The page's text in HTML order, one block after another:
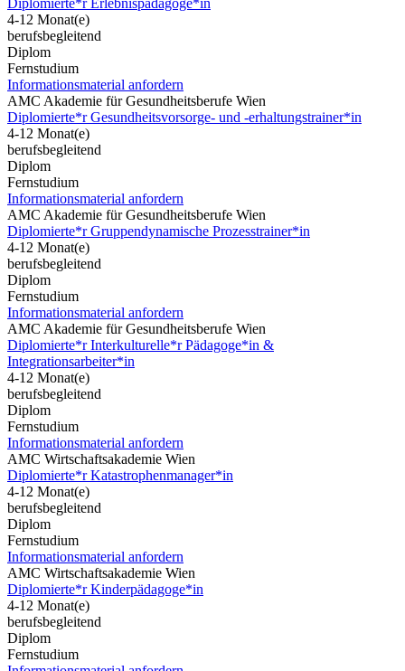
Diplomierte*r Erlebnispädagoge*in
4-12 Monat(e)
berufsbegleitend
Diplom
Fernstudium
Informationsmaterial anfordern
AMC Akademie für Gesundheitsberufe Wien
Diplomierte*r Gesundheitsvorsorge- und -erhaltungstrainer*in
4-12 Monat(e)
berufsbegleitend
Diplom
Fernstudium
Informationsmaterial anfordern
AMC Akademie für Gesundheitsberufe Wien
Diplomierte*r Gruppendynamische Prozesstrainer*in
4-12 Monat(e)
berufsbegleitend
Diplom
Fernstudium
Informationsmaterial anfordern
AMC Akademie für Gesundheitsberufe Wien
Diplomierte*r Interkulturelle*r Pädagoge*in &
Integrationsarbeiter*in
4-12 Monat(e)
berufsbegleitend
Diplom
Fernstudium
Informationsmaterial anfordern
AMC Wirtschaftsakademie Wien
Diplomierte*r Katastrophenmanager*in
4-12 Monat(e)
berufsbegleitend
Diplom
Fernstudium
Informationsmaterial anfordern
AMC Wirtschaftsakademie Wien
Diplomierte*r Kinderpädagoge*in
4-12 Monat(e)
berufsbegleitend
Diplom
Fernstudium